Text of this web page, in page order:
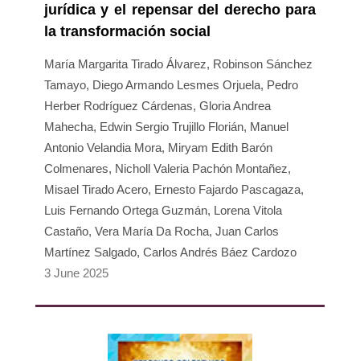
jurídica y el repensar del derecho para
la transformación social
María Margarita Tirado Álvarez, Robinson Sánchez
Tamayo, Diego Armando Lesmes Orjuela, Pedro
Herber Rodríguez Cárdenas, Gloria Andrea
Mahecha, Edwin Sergio Trujillo Florián, Manuel
Antonio Velandia Mora, Miryam Edith Barón
Colmenares, Nicholl Valeria Pachón Montañez,
Misael Tirado Acero, Ernesto Fajardo Pascagaza,
Luis Fernando Ortega Guzmán, Lorena Vitola
Castaño, Vera María Da Rocha, Juan Carlos
Martínez Salgado, Carlos Andrés Báez Cardozo
3 June 2025